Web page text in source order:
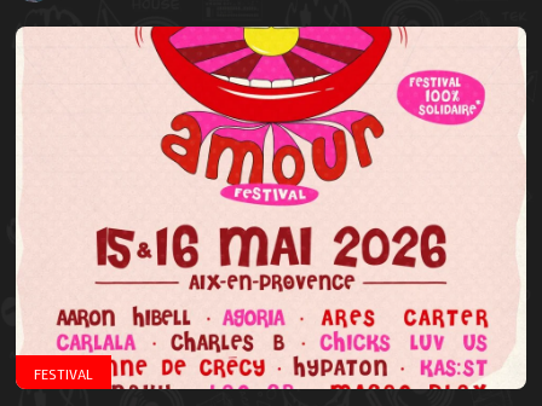
FESTIVAL